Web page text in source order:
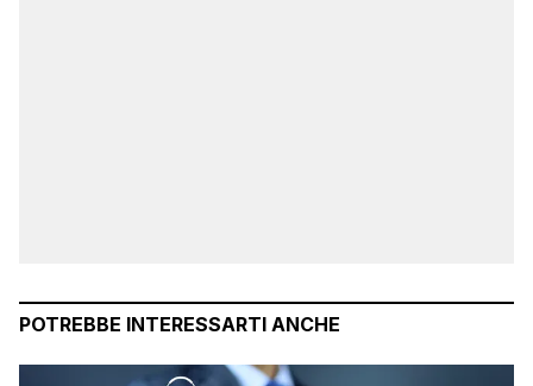
POTREBBE INTERESSARTI ANCHE